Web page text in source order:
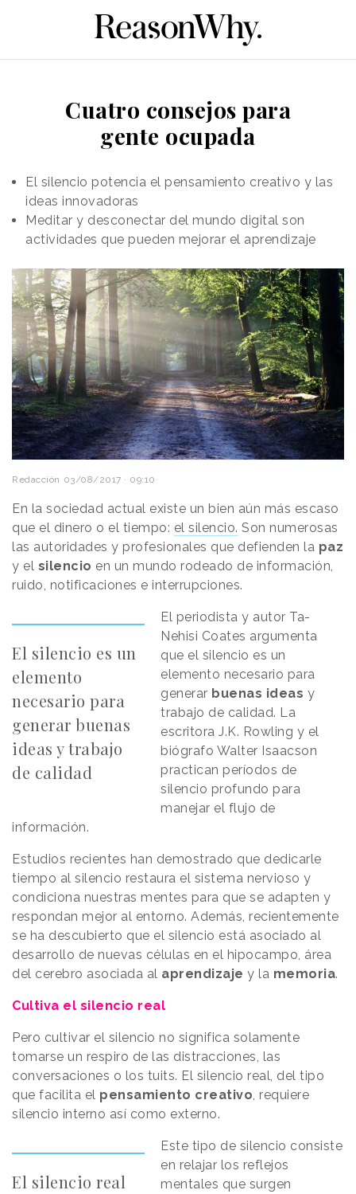
Cuatro consejos para
gente ocupada
El silencio potencia el pensamiento creativo y las
ideas innovadoras
Meditar y desconectar del mundo digital son
actividades que pueden mejorar el aprendizaje
Redacción 03/08/2017 · 09:10
En la sociedad actual existe un bien aún más escaso
que el dinero o el tiempo: el silencio. Son numerosas
las autoridades y profesionales que defienden la paz
y el silencio en un mundo rodeado de información,
ruido, notificaciones e interrupciones.
El silencio es un
elemento
necesario para
generar buenas
ideas y trabajo
de calidad
El periodista y autor Ta-
Nehisi Coates argumenta
que el silencio es un
elemento necesario para
generar buenas ideas y
trabajo de calidad. La
escritora J.K. Rowling y el
biógrafo Walter Isaacson
practican períodos de
silencio profundo para
manejar el flujo de
información.
Estudios recientes han demostrado que dedicarle
tiempo al silencio restaura el sistema nervioso y
condiciona nuestras mentes para que se adapten y
respondan mejor al entorno. Además, recientemente
se ha descubierto que el silencio está asociado al
desarrollo de nuevas células en el hipocampo, área
del cerebro asociada al aprendizaje y la memoria.
Cultiva el silencio real
Pero cultivar el silencio no significa solamente
tomarse un respiro de las distracciones, las
conversaciones o los tuits. El silencio real, del tipo
que facilita el pensamiento creativo, requiere
silencio interno así como externo.
El silencio real
Este tipo de silencio consiste
en relajar los reflejos
mentales que surgen